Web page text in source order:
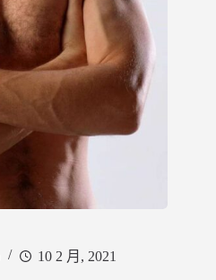
10 2 月, 2021